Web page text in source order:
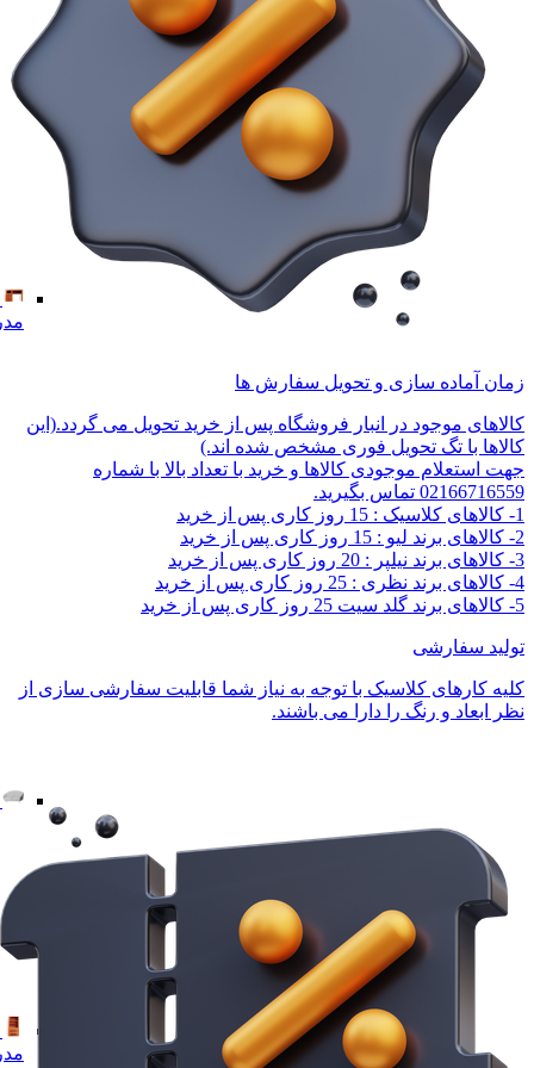
زمان آماده سازی و تحویل سفارش ها
کالاهای موجود در انبار فروشگاه پس از خرید تحویل می گردد.(این
کالاها با تگ تحویل فوری مشخص شده اند.)
جهت استعلام موجودی کالاها و خرید با تعداد بالا با شماره
02166716559 تماس بگیرید.
1- کالاهای کلاسیک : 15 روز کاری پس از خرید
2- کالاهای برند لیو : 15 روز کاری پس از خرید
3- کالاهای برند نیلپر : 20 روز کاری پس از خرید
4- کالاهای برند نظری : 25 روز کاری پس از خرید
5- کالاهای برند گلد سیت 25 روز کاری پس از خرید
تولید سفارشی
کلیه کارهای کلاسیک با توجه به نیاز شما قابلیت سفارشی سازی از
نظر ابعاد و رنگ را دارا می باشند.